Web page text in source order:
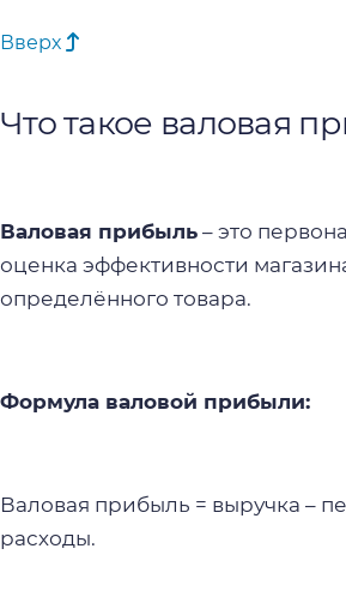
Вверх
Что такое валовая
Валовая прибыль – это
оценка эффективности
определённого товара.
Формула валовой прибыли:
Валовая прибыль = выручка –
расходы.